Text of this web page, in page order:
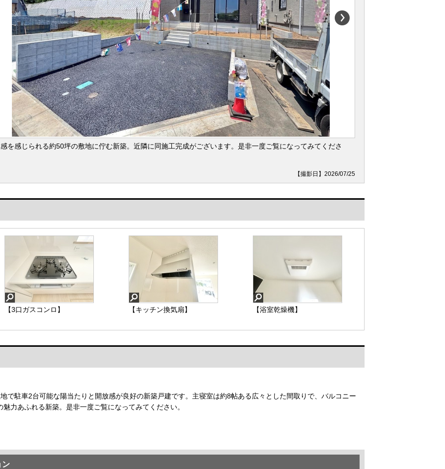
を感じられる約50坪の敷地に佇む新築。近隣に同施工完成がございます。是非一度ご覧になってみてくださ
【撮影日】2026/07/25
【3口ガスコンロ】 【キッチン換気扇】 【浴室乾燥機】
で駐車2台可能な陽当たりと開放感が良好の新築戸建です。主寝室は約8帖ある広々とした間取りで、バルコニー
力あふれる新築。是非一度ご覧になってみてください。
ン